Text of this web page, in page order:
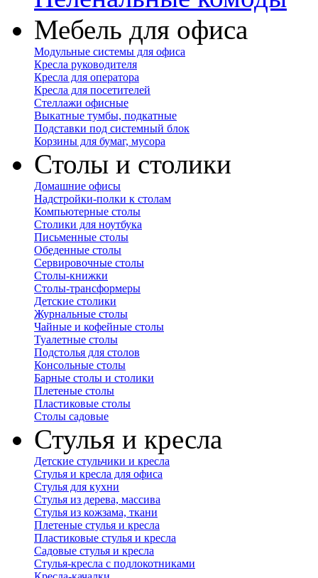
Мебель для офиса
Модульные системы для офиса
Кресла руководителя
Кресла для оператора
Кресла для посетителей
Стеллажи офисные
Выкатные тумбы, подкатные
Подставки под системный блок
Корзины для бумаг, мусора
Столы и столики
Домашние офисы
Надстройки-полки к столам
Компьютерные столы
Столики для ноутбука
Письменные столы
Обеденные столы
Сервировочные столы
Столы-книжки
Столы-трансформеры
Детские столики
Журнальные столы
Чайные и кофейные столы
Туалетные столы
Подстолья для столов
Консольные столы
Барные столы и столики
Плетеные столы
Пластиковые столы
Столы садовые
Стулья и кресла
Детские стульчики и кресла
Стулья и кресла для офиса
Стулья для кухни
Стулья из дерева, массива
Стулья из кожзама, ткани
Плетеные стулья и кресла
Пластиковые стулья и кресла
Садовые стулья и кресла
Стулья-кресла с подлокотниками